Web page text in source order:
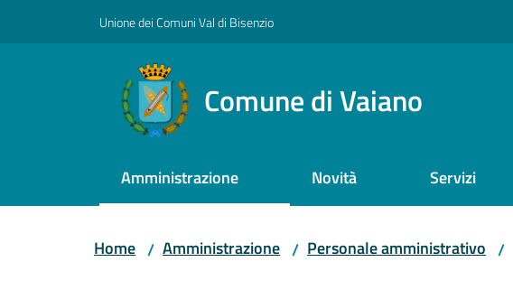
Unione dei Comuni Val di Bisenzio
Comune di Vaiano
Amministrazione Novità Servizi
Home / Amministrazione / Personale amministrativo /